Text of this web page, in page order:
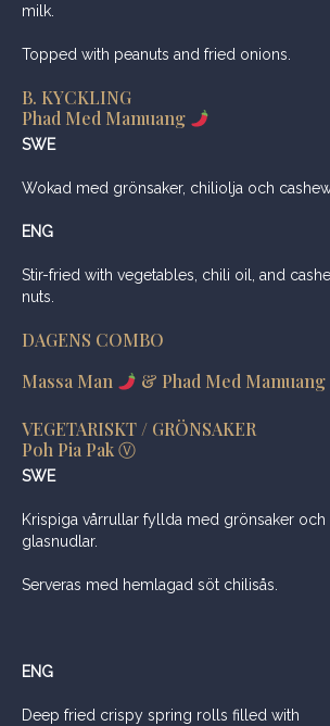
milk.
Topped with peanuts and fried onions.
B. KYCKLING
Phad Med Mamuang
SWE
Wokad med grönsaker, chiliolja och
ENG
Stir-fried with vegetables, chili oil, and
nuts.
DAGENS COMBO
Massa Man
& Phad Med Mamuang
VEGETARISKT / GRÖNSAKER
Poh Pia Pak Ⓥ
SWE
Krispiga vårrullar fyllda med grönsaker och
glasnudlar.
Serveras med hemlagad söt chilisås.
ENG
Deep fried crispy spring rolls filled with